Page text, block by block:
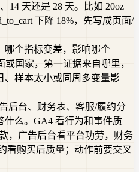
14 天还是 28 天。比如 20oz
下降 18%，先写成页面/
哪个指标变差，影响哪个
国家，第一证据来自哪里，
、样本太小或同周多变量影
后台、财务表、客服/履约分
什么。GA4 看行为和事件质
，广告后台看平台功劳，财务
看购买后质量；动作前要交叉